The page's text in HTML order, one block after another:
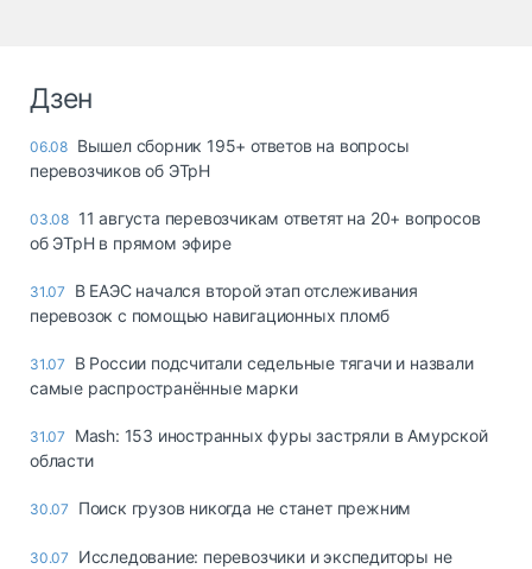
Дзен
06.08 Вышел сборник 195+ ответов на вопросы
перевозчиков об ЭТрН
03.08 11 августа перевозчикам ответят на 20+ вопросов
об ЭТрН в прямом эфире
31.07
В ЕАЭС начался второй этап отслеживания
перевозок с помощью навигационных пломб
31.07
В России подсчитали седельные тягачи и назвали
самые распространённые марки
31.07
Mash: 153 иностранных фуры застряли в Амурской
области
30.07 Поиск грузов никогда не станет прежним
30.07
Исследование: перевозчики и экспедиторы не